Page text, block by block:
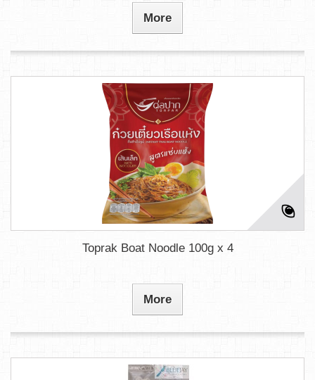
More
Toprak Boat Noodle 100g x 4
More